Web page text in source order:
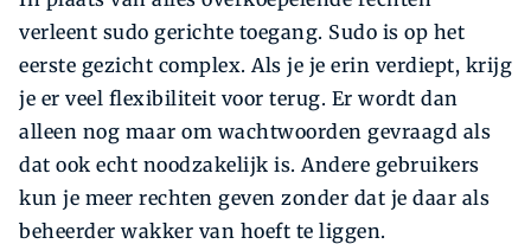
verleent sudo gerichte toegang. Sudo is op het
eerste gezicht complex. Als je je erin verdiept, krijg
je er veel flexibiliteit voor terug. Er wordt dan
alleen nog maar om wachtwoorden gevraagd als
dat ook echt noodzakelijk is. Andere gebruikers
kun je meer rechten geven zonder dat je daar als
beheerder wakker van hoeft te liggen.